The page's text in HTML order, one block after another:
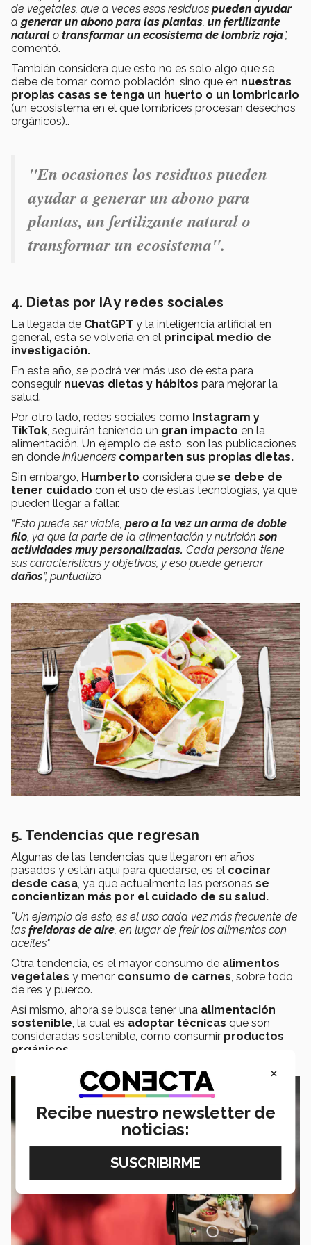
de vegetales, que a veces esos residuos pueden ayudar
a generar un abono para las plantas, un fertilizante
natural o transformar un ecosistema de lombriz roja”,
comentó.
También considera que esto no es solo algo que se
debe de tomar como población, sino que en nuestras
propias casas se tenga un huerto o un lombricario
(un ecosistema en el que lombrices procesan desechos
orgánicos)..
"En ocasiones los residuos pueden
ayudar a generar un abono para
plantas, un fertilizante natural o
transformar un ecosistema".
4. Dietas por IA y redes sociales
La llegada de ChatGPT y la inteligencia artificial en
general, esta se volvería en el principal medio de
investigación.
En este año, se podrá ver más uso de esta para
conseguir nuevas dietas y hábitos para mejorar la
salud.
Por otro lado, redes sociales como Instagram y
TikTok, seguirán teniendo un gran impacto en la
alimentación. Un ejemplo de esto, son las publicaciones
en donde influencers comparten sus propias dietas.
Sin embargo, Humberto considera que se debe de
tener cuidado con el uso de estas tecnologías, ya que
pueden llegar a fallar.
“Esto puede ser viable, pero a la vez un arma de doble
filo, ya que la parte de la alimentación y nutriciónson
actividades muy personalizadas. Cada persona tiene
sus características y objetivos, y eso puede generar
daños”, puntualizó.
5. Tendencias que regresan
Algunas de las tendencias que llegaron en años
pasados y están aquí para quedarse, es el cocinar
desde casa , ya que actualmente las personas se
concientizan más por el cuidado de su salud.
"Un ejemplo de esto, es el uso cada vez más frecuente de
las freidoras de aire , en lugar de freír los alimentos con
aceites".
Otra tendencia, es el mayor consumo de alimentos
vegetales y menor consumo de carnes , sobre todo
de res y puerco.
Así mismo, ahora se busca tener una alimentación
sostenible , la cual es adoptar técnicas que son
consideradas sostenible, como consumir productos
orgánicos.
×
Recibe nuestro newsletter de
noticias: